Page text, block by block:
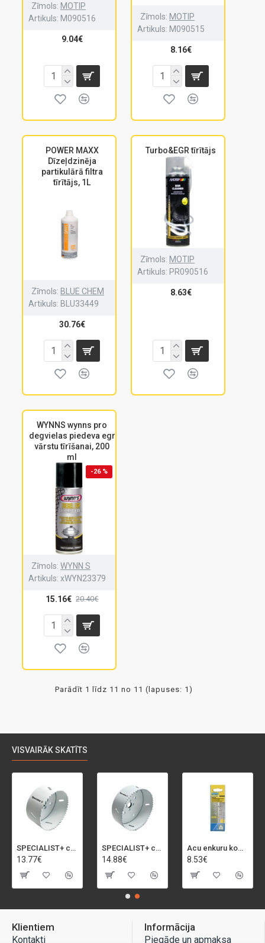
Zīmols: MOTIP
Artikuls: M090516
9.04€
Zīmols: MOTIP
Artikuls: M090515
8.16€
POWER MAXX
Dīzeļdzinēja
partikulārā filtra
tīrītājs, 1L
Zīmols: BLUE CHEM
Artikuls: BLU33449
30.76€
Turbo&EGR tīrītājs
Zīmols: MOTIP
Artikuls: PR090516
8.63€
WYNNS wynns pro
degvielas piedeva egr
vārstu tīrīšanai, 200
ml
-26 %
Zīmols: WYNN S
Artikuls: xWYN23379
15.16€ 20.40€
Parādīt 1 līdz 11 no 11 (lapuses: 1)
VISVAIRĀK SKATĪTS
SPECIALIST+ caurumu zāģis BI-METAL, 92 mm
13.77€
SPECIALIST+ caurumu zāģis BI-METAL, 98 mm
14.88€
Acu enkuru komplekts, 3-13 mm, Rapid, 12 gab.
8.53€
Klientiem
Kontakti
Informācija
Piegāde un apmaksa